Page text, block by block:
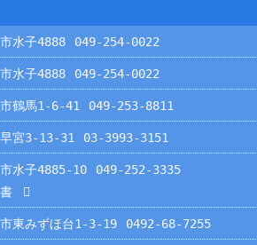
水子4888 049-254-0022
水子4888 049-254-0022
鶴馬1-6-41 049-253-8811
宮3-13-31 03-3993-3151
水子4885-10
049-252-3335
東みずほ台1-3-19 0492-68-7255